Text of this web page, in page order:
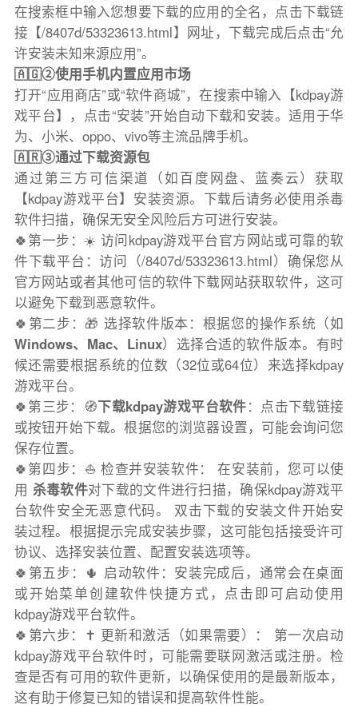
在搜索框中输入您想要下载的应用的全名，点击下载链
接【/8407d/53323613.html】网址，下载完成后点击“允
许安装未知来源应用”。
🇦🇬②使用手机内置应用市场
打开“应用商店”或“软件商城”，在搜索中输入【kdpay游
戏平台】，点击“安装”开始自动下载和安装。适用于华
为、小米、oppo、vivo等主流品牌手机。
🇦🇷③通过下载资源包
通过第三方可信渠道（如百度网盘、蓝奏云）获取
【kdpay游戏平台】安装资源。下载后请务必使用杀毒
软件扫描，确保无安全风险后方可进行安装。
🍀第一步：☀️ 访问kdpay游戏平台官方网站或可靠的软
件下载平台：访问（/8407d/53323613.html）确保您从
官方网站或者其他可信的软件下载网站获取软件，这可
以避免下载到恶意软件。
🍀第二步：🎁 选择软件版本：根据您的操作系统（如
Windows、Mac、Linux）选择合适的软件版本。有时
候还需要根据系统的位数（32位或64位）来选择kdpay
游戏平台。
🍀第三步：🧭下载kdpay游戏平台软件：点击下载链接
或按钮开始下载。根据您的浏览器设置，可能会询问您
保存位置。
🍀第四步：⛵️ 检查并安装软件： 在安装前，您可以使
用 杀毒软件对下载的文件进行扫描，确保kdpay游戏平
台软件安全无恶意代码。 双击下载的安装文件开始安
装过程。根据提示完成安装步骤，这可能包括接受许可
协议、选择安装位置、配置安装选项等。
🍀第五步：🌵 启动软件：安装完成后，通常会在桌面
或开始菜单创建软件快捷方式，点击即可启动使用
kdpay游戏平台软件。
🍀第六步：✝️ 更新和激活（如果需要）： 第一次启动
kdpay游戏平台软件时，可能需要联网激活或注册。检
查是否有可用的软件更新，以确保使用的是最新版本，
这有助于修复已知的错误和提高软件性能。